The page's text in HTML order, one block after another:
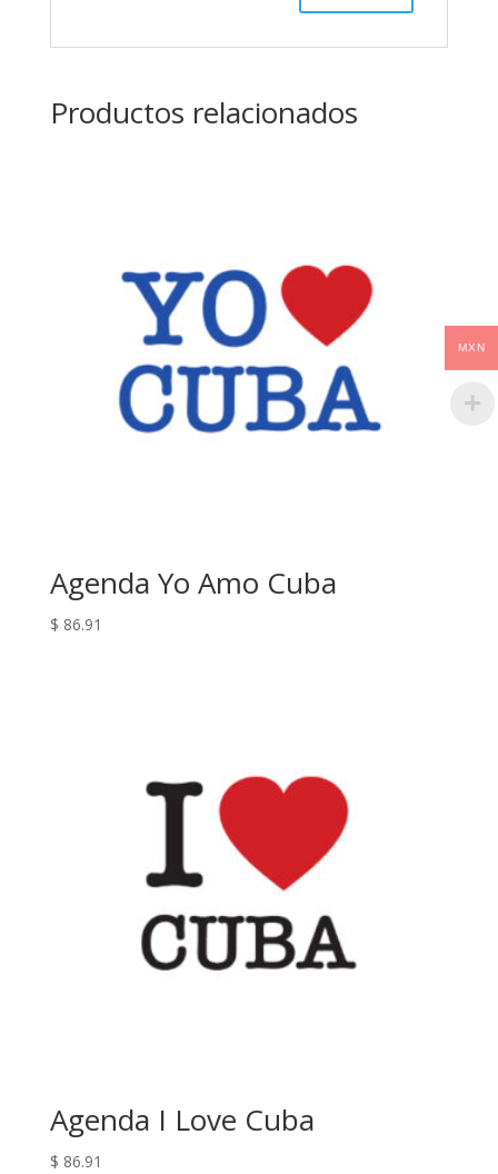
Productos relacionados
Agenda Yo Amo Cuba
$ 86.91
Agenda I Love Cuba
$ 86.91
MXN